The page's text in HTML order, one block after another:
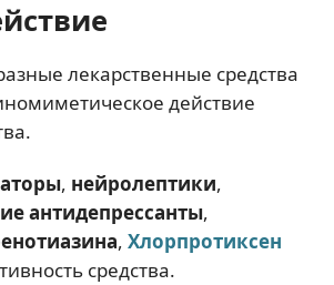
лекарственные средства
действие
, нейролептики,
антидепрессанты,
, Хлорпротиксен
средства.